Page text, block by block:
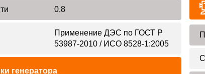
0,8
Применение ДЭС по ГОСТ Р
53987-2010 / ИСО 8528-1:2005
генератора